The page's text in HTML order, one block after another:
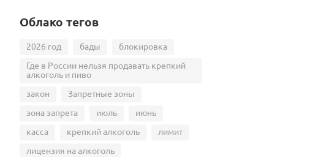
Облако тегов
2026 год бады
блокировка
Где в России нельзя продавать крепкий
алкоголь и пиво
закон
Запретные зоны
зона запрета
июль
июнь
касса
крепкий алкоголь
лимит
лицензия на алкоголь